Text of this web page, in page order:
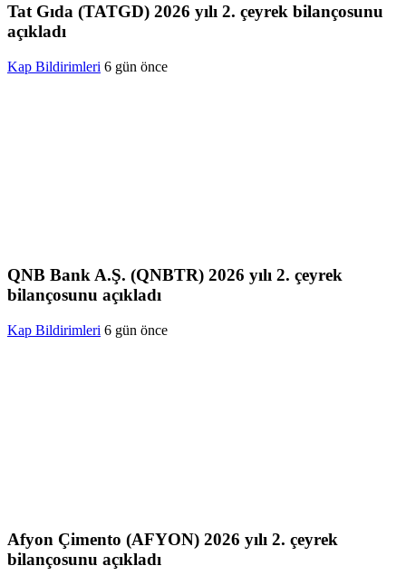
Tat Gıda (TATGD) 2026 yılı 2. çeyrek bilançosunu
açıkladı
Kap Bildirimleri 6 gün önce
QNB Bank A.Ş. (QNBTR) 2026 yılı 2. çeyrek
bilançosunu açıkladı
Kap Bildirimleri 6 gün önce
Afyon Çimento (AFYON) 2026 yılı 2. çeyrek
bilançosunu açıkladı